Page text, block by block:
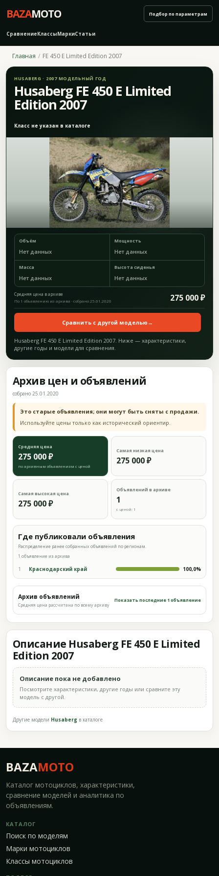
BAZAMOTO
СравнениеКлассыМаркиСтатьи
Подбор по параметрам
Главная FE 450 E Limited Edition 2007
HUSABERG · 2007 МОДЕЛЬНЫЙ ГОД
Husaberg FE 450 E Limited
Edition 2007
Класс не указан в каталоге
Объём
Нет данных
Мощность
Нет данных
Масса
Нет данных
Высота сиденья
Нет данных
Средняя цена в архиве 275 000 ₽
По 1 объявлению из архива · собрано 25.01.2020
Сравнить с другой моделью →
Husaberg FE 450 E Limited Edition 2007. Ниже — характеристики,
другие годы и модели для сравнения.
Архив цен и объявлений
собрано 25.01.2020
Это старые объявления; они могут быть сняты с продажи.
Используйте цены только как исторический ориентир.
Средняя цена
275 000 ₽
по архивным объявлениям с ценой
Самая низкая цена
275 000 ₽
Самая высокая цена
275 000 ₽
Объявлений в архиве
1
с ценой: 1
Где публиковали объявления
Распределение ранее собранных объявлений по регионам.
1 объявление из архива
1 Краснодарский край 100,0%
Архив объявлений
Средняя цена рассчитана по всему архиву
Показать последние 1 объявление
Описание Husaberg FE 450 E Limited
Edition 2007
Описание пока не добавлено
Посмотрите характеристики, другие годы или сравните эту
модель с другой.
Другие модели Husaberg в каталоге
BAZAMOTO
Каталог мотоциклов, характеристики,
сравнение моделей и аналитика по
объявлениям.
КАТАЛОГ
Поиск по моделям
Марки мотоциклов
Классы мотоциклов